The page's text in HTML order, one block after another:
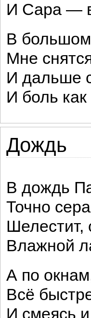
И Сара —
В
Мне
И дальше
И боль
Дождь
В дождь
Точно
Шелестит,
Влажной
А по
Всё
И смеясь